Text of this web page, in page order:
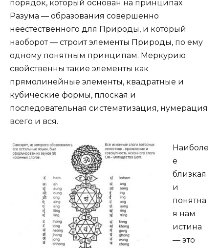
порядок, который основан на принципах
Разума — образования совершенно
неестественного для Природы, и который
наоборот — строит элементы Природы, по ему
одному понятным принципам. Меркурию
свойственны такие элементы как
прямолинейные элементы, квадратные и
кубические формы, плоская и
последовательная систематизация, нумерация
всего и вся.
Наиболе
е
близкая
и
понятна
я нам
истина
— это